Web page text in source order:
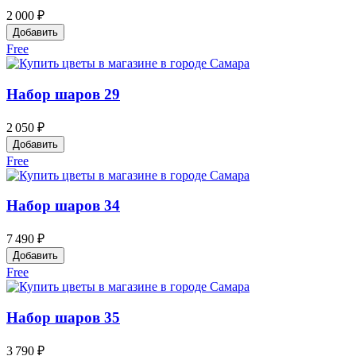
2 000 ₽
Добавить
Free
Набор шаров 29
2 050 ₽
Добавить
Free
Набор шаров 34
7 490 ₽
Добавить
Free
Набор шаров 35
3 790 ₽